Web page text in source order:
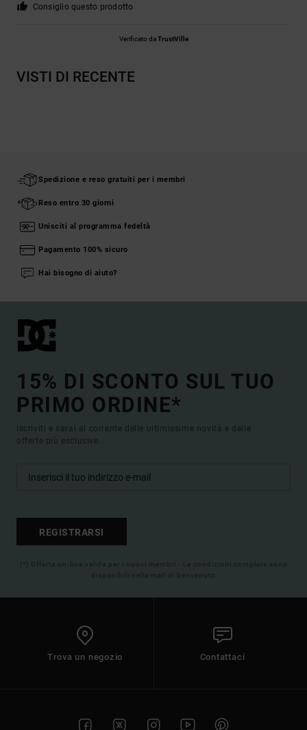
Consiglio questo prodotto
Verificato daTrustVille
VISTI DI RECENTE
Spedizione e reso gratuiti per i membri
Reso entro 30 giorni
Unisciti al programma fedeltà
Pagamento 100% sicuro
Hai bisogno di aiuto?
15% DI SCONTO SUL TUO
PRIMO ORDINE*
Iscriviti e sarai al corrente delle ultimissime novità e delle
offerte più esclusive.
REGISTRARSI
(*) Offerta on-line valida per i nuovi membri - Le condizioni complete sono
disponibili nella mail di benvenuto
Trova un negozio Contattaci